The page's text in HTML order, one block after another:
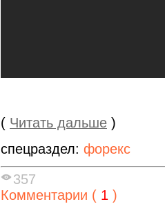
( Читать дальше )
спецраздел: форекс
357
Комментарии ( 1 )